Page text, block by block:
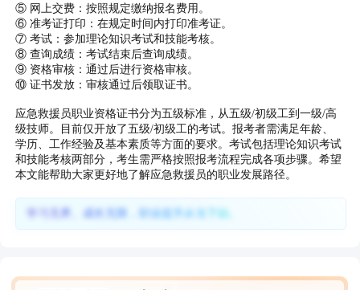
⑤ 网上交费：按照规定缴纳报名费用。
⑥ 准考证打印：在规定时间内打印准考证。
⑦ 考试：参加理论知识考试和技能考核。
⑧ 查询成绩：考试结束后查询成绩。
⑨ 资格审核：通过后进行资格审核。
⑩ 证书发放：审核通过后领取证书。
应急救援员职业资格证书分为五级标准，从五级/初级工到一级/高
级技师。目前仅开放了五级/初级工的考试。报考者需满足年龄、
学历、工作经验及基本素质等方面的要求。考试包括理论知识考试
和技能考核两部分，考生需严格按照报考流程完成各项步骤。希望
本文能帮助大家更好地了解应急救援员的职业发展路径。
学习无界、成长无限，职业提升从当下始。